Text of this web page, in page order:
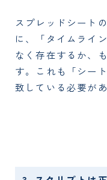
スプレッドシート
に、「タイムライ
なく存在するか、
す。これも「シー
致している必要があ